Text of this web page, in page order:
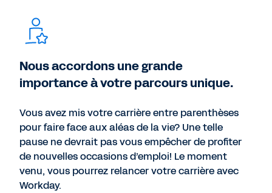
Nous accordons une grande
importance à votre parcours unique.
Vous avez mis votre carrière entre parenthèses
pour faire face aux aléas de la vie? Une telle
pause ne devrait pas vous empêcher de profiter
de nouvelles occasions d’emploi! Le moment
venu, vous pourrez relancer votre carrière avec
Workday.